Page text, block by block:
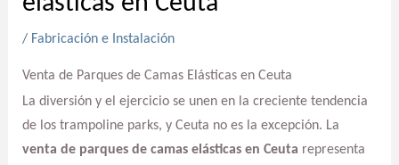
/ Fabricación e Instalación
Venta de Parques de Camas Elásticas en Ceuta
La diversión y el ejercicio se unen en la creciente tendencia
de los trampoline parks, y Ceuta no es la excepción. La
venta de parques de camas elásticas en Ceuta representa